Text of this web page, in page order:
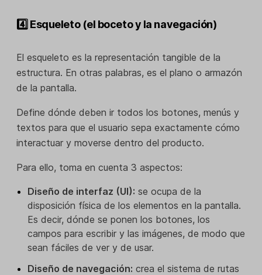
4️⃣ Esqueleto (el boceto y la navegación)
El esqueleto es la representación tangible de la
estructura. En otras palabras, es el plano o armazón
de la pantalla.
Define dónde deben ir todos los botones, menús y
textos para que el usuario sepa exactamente cómo
interactuar y moverse dentro del producto.
Para ello, toma en cuenta 3 aspectos:
Diseño de interfaz (UI): se ocupa de la
disposición física de los elementos en la pantalla.
Es decir, dónde se ponen los botones, los
campos para escribir y las imágenes, de modo que
sean fáciles de ver y de usar.
Diseño de navegación: crea el sistema de rutas